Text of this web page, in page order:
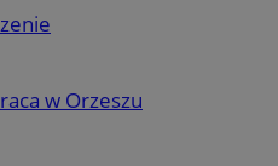
w Orzeszu